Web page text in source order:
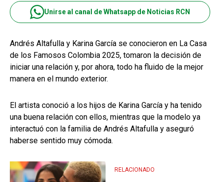
Unirse al canal de Whatsapp de Noticias RCN
Andrés Altafulla y Karina García se conocieron en La Casa
de los Famosos Colombia 2025, tomaron la decisión de
iniciar una relación y, por ahora, todo ha fluido de la mejor
manera en el mundo exterior.
El artista conoció a los hijos de Karina García y ha tenido
una buena relación con ellos, mientras que la modelo ya
interactuó con la familia de Andrés Altafulla y aseguró
haberse sentido muy cómoda.
RELACIONADO